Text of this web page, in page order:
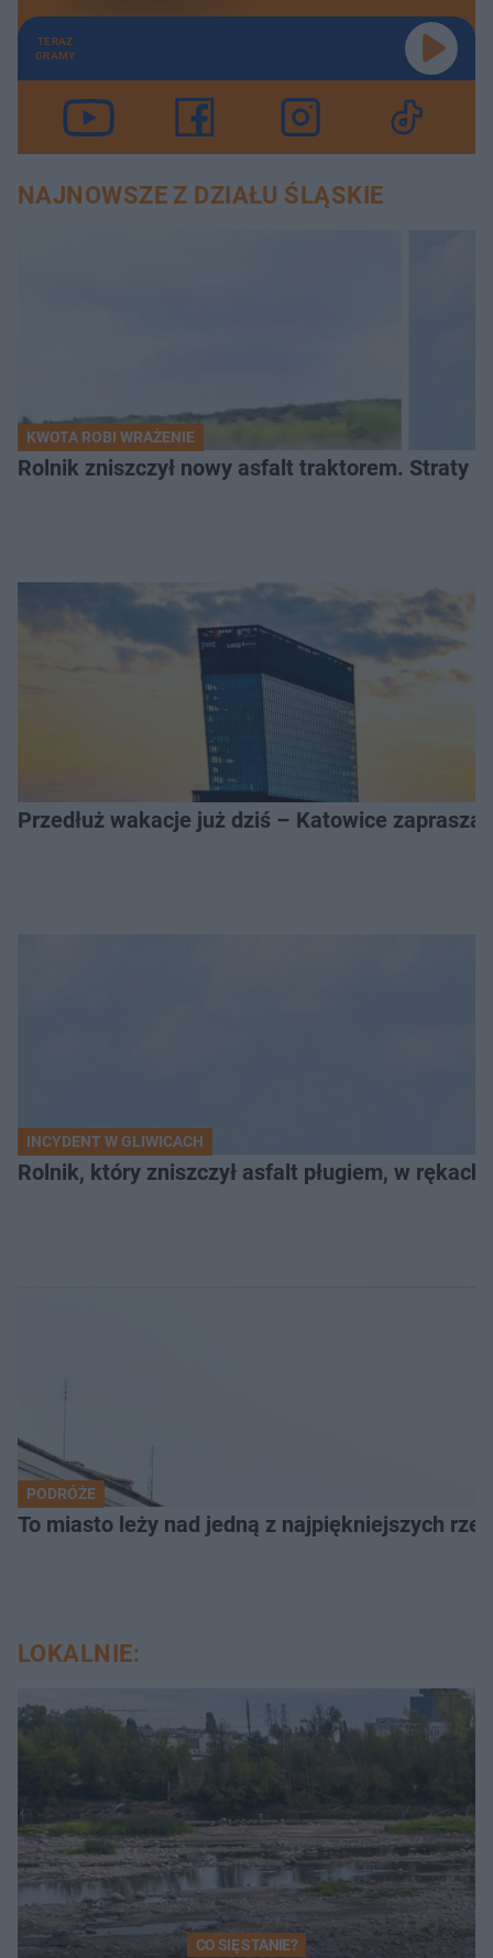
TERAZ
GRAMY
NAJNOWSZE Z DZIAŁU ŚLĄSKIE
KWOTA ROBI WRAŻENIE
Rolnik zniszczył nowy asfalt traktorem. Straty
Przedłuż wakacje już dziś – Katowice
INCYDENT W GLIWICACH
Rolnik, który zniszczył asfalt pługiem, w
PODRÓŻE
To miasto leży nad jedną z najpiękniejszych
LOKALNIE:
CO SIĘ STANIE?